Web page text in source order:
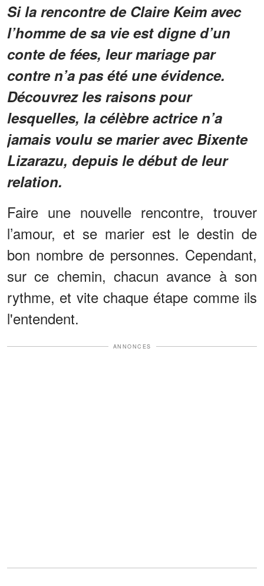
Si la rencontre de Claire Keim avec
l’homme de sa vie est digne d’un
conte de fées, leur mariage par
contre n’a pas été une évidence.
Découvrez les raisons pour
lesquelles, la célèbre actrice n’a
jamais voulu se marier avec Bixente
Lizarazu, depuis le début de leur
relation.
Faire une nouvelle rencontre, trouver
l’amour, et se marier est le destin de
bon nombre de personnes. Cependant,
sur ce chemin, chacun avance à son
rythme, et vite chaque étape comme ils
l'entendent.
ANNONCES